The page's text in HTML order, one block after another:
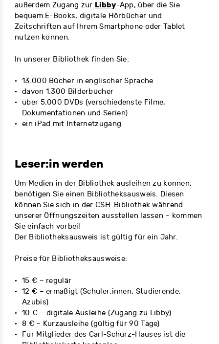
außerdem Zugang zur Libby-App, über die Sie
bequem E-Books, digitale Hörbücher und
Zeitschriften auf Ihrem Smartphone oder Tablet
nutzen können.
In unserer Bibliothek finden Sie:
13.000 Bücher in englischer Sprache
davon 1.300 Bilderbücher
über 5.000 DVDs (verschiedenste Filme,
Dokumentationen und Serien)
ein iPad mit Internetzugang
Leser:in werden
Um Medien in der Bibliothek ausleihen zu können,
benötigen Sie einen Bibliotheksausweis. Diesen
können Sie sich in der CSH-Bibliothek während
unserer Öffnungszeiten ausstellen lassen – kommen
Sie einfach vorbei!
Der Bibliotheksausweis ist gültig für ein Jahr.
Preise für Bibliotheksausweise:
15 € – regulär
12 € – ermäßigt (Schüler:innen, Studierende,
Azubis)
10 € – digitale Ausleihe (Zugang zu Libby)
8 € – Kurzausleihe (gültig für 90 Tage)
Für Mitglieder des Carl-Schurz-Hauses ist die